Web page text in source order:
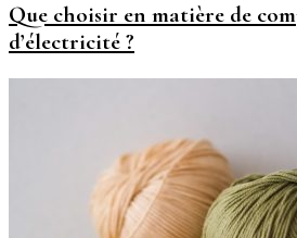
Que choisir en matière de
d’électricité ?